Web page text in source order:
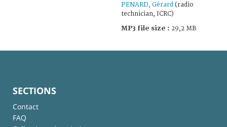
PENARD, Gérard (radio
technician, ICRC)
MP3 file size : 29,2 MB
SECTIONS
Contact
FAQ